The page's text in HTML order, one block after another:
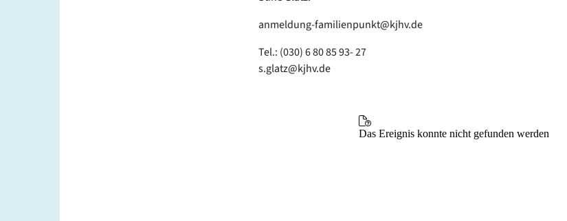
anmeldung-familienpunkt@kjhv.de
Tel.: (030) 6 80 85 93- 27
s.glatz@kjhv.de